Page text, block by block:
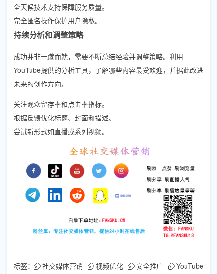
全天候技术支持保障服务质量。
完全匿名操作保护用户隐私。
持续分析和调整策略
成功并非一蹴而就，需要不断总结经验并调整策略。利用
YouTube提供的分析工具，了解哪些内容最受欢迎，并据此改进
未来的创作方向。
关注观众留存率和点击率指标。
根据反馈优化标题、封面和描述。
尝试新形式如直播或系列视频。
标签： 社交媒体营销 视频优化 安全推广
YouTube